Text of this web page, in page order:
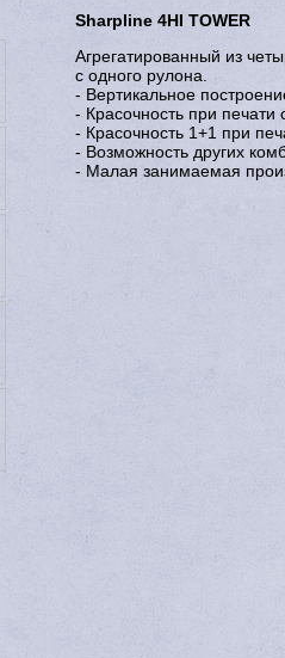
Sharpline 4HI TOWER
Агрегатированный из
с одного рулона.
- Вертикальное
- Красочность при
- Красочность 1+1 при
- Возможность других
- Малая занимаемая